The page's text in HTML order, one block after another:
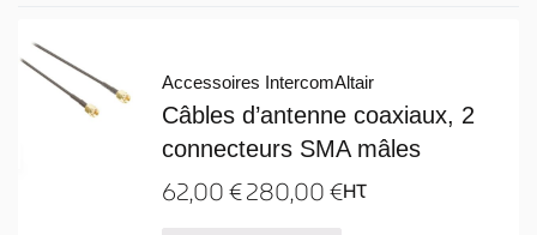
Accessoires IntercomAltair
Câbles d’antenne coaxiaux, 2
connecteurs SMA mâles
62,00€280,00€HT